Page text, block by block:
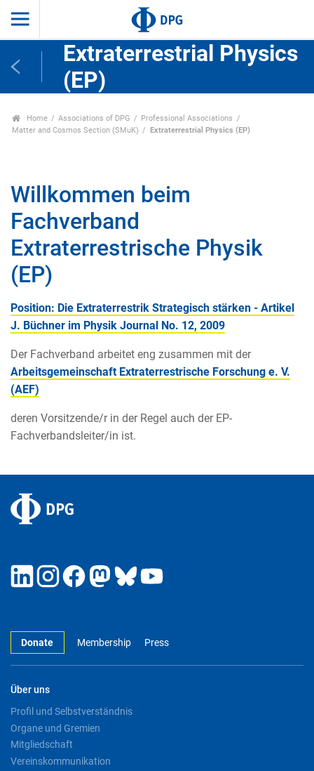
Extraterrestrial Physics
(EP)
Home Associations of DPG
Professional Associations
Matter and Cosmos Section (SMuK)
Extraterrestrial Physics (EP)
Willkommen beim
Fachverband
Extraterrestrische Physik
(EP)
Position: Die Extraterrestrik Strategisch stärken - Artikel
J. Büchner im Physik Journal No. 12, 2009
Der Fachverband arbeitet eng zusammen mit der
Arbeitsgemeinschaft Extraterrestrische Forschung e. V.
(AEF)
deren Vorsitzende/r in der Regel auch der EP-
Fachverbandsleiter/in ist.
Donate Membership Press
Über uns
Profil und Selbstverständnis
Organe und Gremien
Mitgliedschaft
Vereinskommunikation